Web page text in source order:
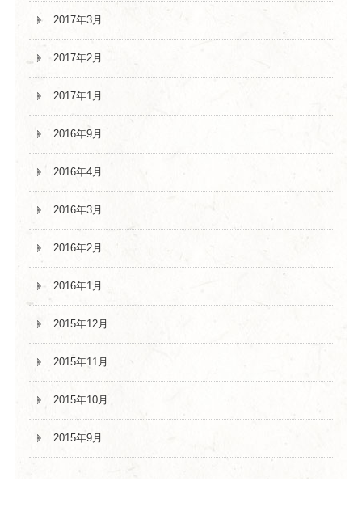
2017年3月
2017年2月
2017年1月
2016年9月
2016年4月
2016年3月
2016年2月
2016年1月
2015年12月
2015年11月
2015年10月
2015年9月